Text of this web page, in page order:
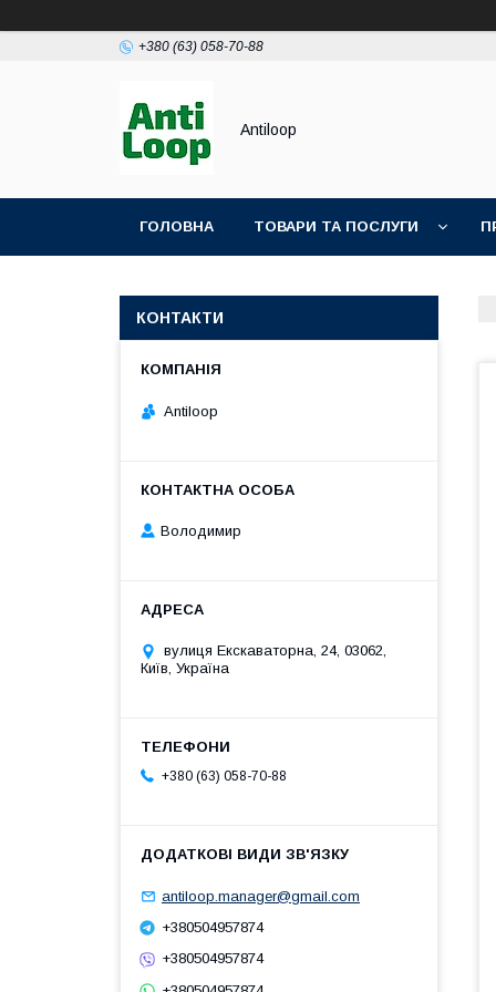
+380 (63) 058-70-88
Antiloop
ГОЛОВНА ТОВАРИ ТА ПОСЛУГИ
КОНТАКТИ
Antiloop
Володимир
вулиця Екскаваторна, 24, 03062,
Київ, Україна
+380 (63) 058-70-88
antiloop.manager@gmail.com
+380504957874
+380504957874